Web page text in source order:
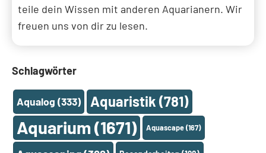
teile dein Wissen mit anderen Aquarianern. Wir
freuen uns von dir zu lesen.
Schlagwörter
Aqualog (333) Aquaristik (781)
Aquarium (1671) Aquascape(167)